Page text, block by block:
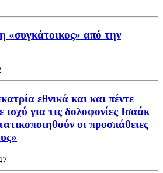
«συγκάτοικος» από την
εθνικά και και πέντε
ισχύ για τις δολοφονίες Ισαάκ
οι προσπάθειες